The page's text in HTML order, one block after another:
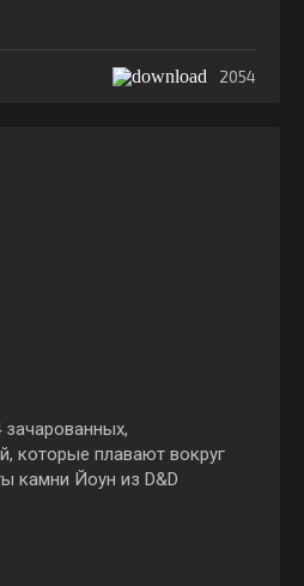
2054
которые плавают вокруг
камни Йоун из D&D